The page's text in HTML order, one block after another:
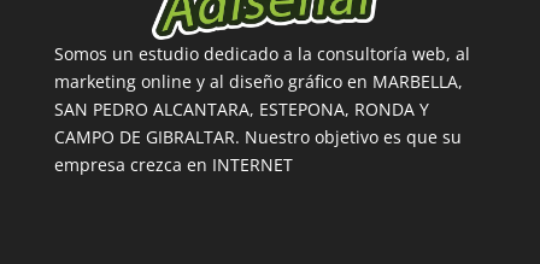
Somos un estudio dedicado a la consultoría web, al
marketing online y al diseño gráfico en MARBELLA,
SAN PEDRO ALCANTARA, ESTEPONA, RONDA Y
CAMPO DE GIBRALTAR. Nuestro objetivo es que su
empresa crezca en INTERNET